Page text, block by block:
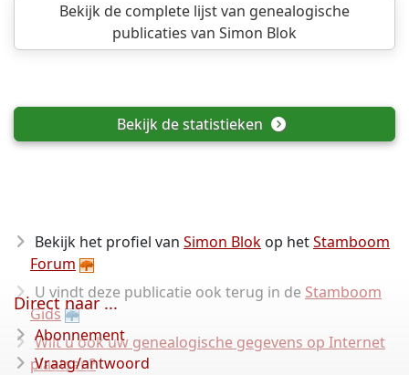
Bekijk de complete lijst van genealogische
publicaties van Simon Blok
Bekijk de statistieken
Bekijk het profiel van Simon Blok op hetStamboom
Forum
U vindt deze publicatie ook terug in de Stamboom
Gids
Wilt u ook uw genealogische gegevens op Internet
plaatsen?
Direct naar ...
Abonnement
Vraag/antwoord